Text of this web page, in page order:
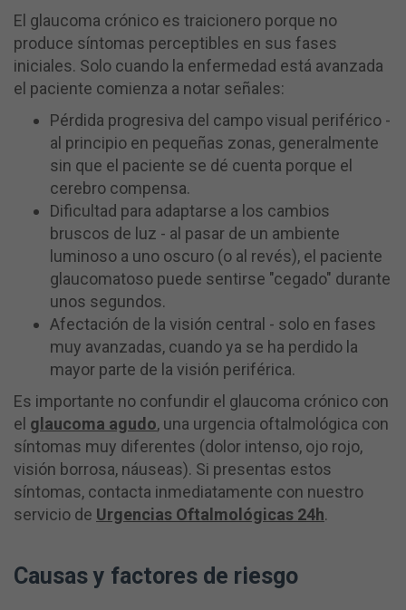
El glaucoma crónico es traicionero porque no
produce síntomas perceptibles en sus fases
iniciales. Solo cuando la enfermedad está avanzada
el paciente comienza a notar señales:
Pérdida progresiva del campo visual periférico -
al principio en pequeñas zonas, generalmente
sin que el paciente se dé cuenta porque el
cerebro compensa.
Dificultad para adaptarse a los cambios
bruscos de luz - al pasar de un ambiente
luminoso a uno oscuro (o al revés), el paciente
glaucomatoso puede sentirse "cegado" durante
unos segundos.
Afectación de la visión central - solo en fases
muy avanzadas, cuando ya se ha perdido la
mayor parte de la visión periférica.
Es importante no confundir el glaucoma crónico con
el glaucoma agudo, una urgencia oftalmológica con
síntomas muy diferentes (dolor intenso, ojo rojo,
visión borrosa, náuseas). Si presentas estos
síntomas, contacta inmediatamente con nuestro
servicio de Urgencias Oftalmológicas 24h.
Causas y factores de riesgo